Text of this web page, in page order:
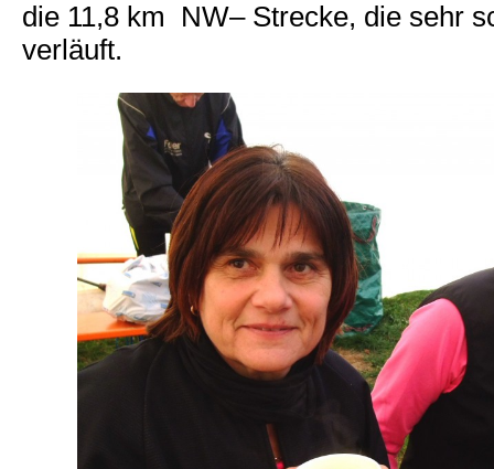
die 11,8 km NW– Strecke, die sehr
verläuft.